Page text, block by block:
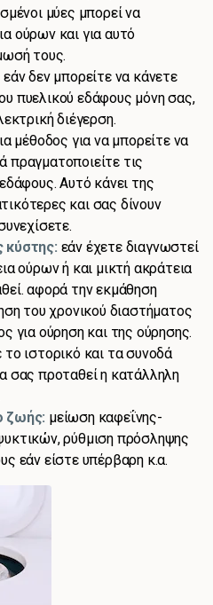
μύες μπορεί να
ούρων και για αυτό
τους.
εάν δεν μπορείτε να κάνετε
πυελικού εδάφους μόνη σας,
διέγερση.
μέθοδος για να μπορείτε να
τις
Αυτό κάνει της
και σας δίνουν
κύστης: εάν έχετε διαγνωστεί
ούρων ή και μικτή ακράτεια
αφορά την εκμάθηση
του χρονικού διαστήματος
για ούρηση και της ούρησης.
ιστορικό και τα συνοδά
σας προταθεί η κατάλληλη
ζωής: μείωση καφεΐνης-
ρύθμιση πρόσληψης
εάν είστε υπέρβαρη κ.α.